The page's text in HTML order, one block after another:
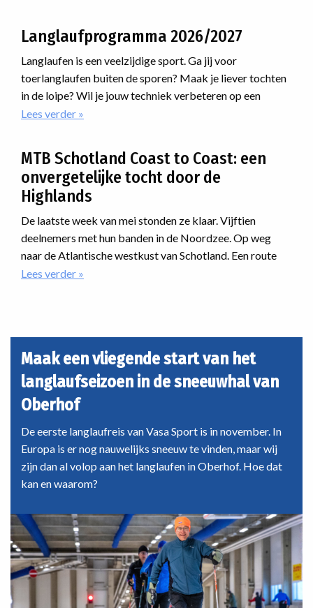
van
ongetwijfeld een reis tussen die bij jou past.
voor
mtb-
avontuur
Langlaufprogramma 2026/2027
Langlaufen is een veelzijdige sport. Ga jij voor
toerlanglaufen buiten de sporen? Maak je liever tochten
in de loipe? Wil je jouw techniek verbeteren op een
cursus? Of ga je meedoen met een marathon? Voor
Lees verder over
MTB Schotland Coast to Coast: een
onvergetelijke tocht door de
Highlands
De laatste week van mei stonden ze klaar. Vijftien
deelnemers met hun banden in de Noordzee. Op weg
naar de Atlantische westkust van Schotland. Een route
dwars door de Highlands. Onherbergzaam, ruige natuur,
Lees verder over
to
Coast:
een
onvergetelijke
tocht
door
de
Highlands
Maak een vliegende start van het
langlaufseizoen in de sneeuwhal van
Oberhof
De eerste langlaufreis van Vasa Sport is in november. In
Europa is er nog nauwelijks sneeuw te vinden, maar wij
zijn dan al volop aan het langlaufen in Oberhof. Hoe dat
kan en waarom?